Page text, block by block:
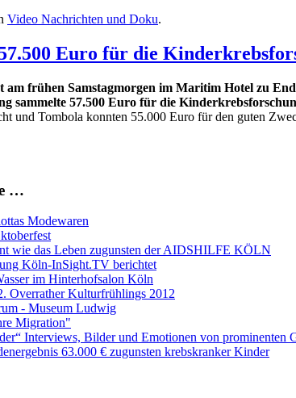
Video Nachrichten und Doku.
Euro für die
am frühen Samstagmorgen im Maritim Hotel zu
sammelte 57.500 Euro für die
und Tombola konnten 55.000 Euro für den guten
…
Modewaren
wie das Leben zugunsten der AIDSHILFE KÖLN
Köln-InSight.TV berichtet
im Hinterhofsalon Köln
Overrather Kulturfrühlings 2012
- Museum Ludwig
Migration"
Interviews, Bilder und Emotionen von prominenten
63.000 € zugunsten krebskranker Kinder